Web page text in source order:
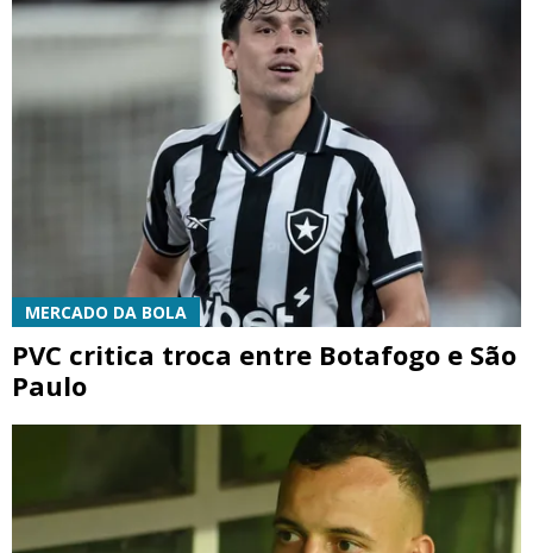
MERCADO DA BOLA
PVC critica troca entre Botafogo e São
Paulo